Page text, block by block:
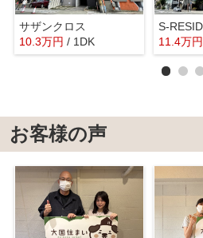
サザンクロス
10.3万円 / 1DK
11.4万円
お客様の声